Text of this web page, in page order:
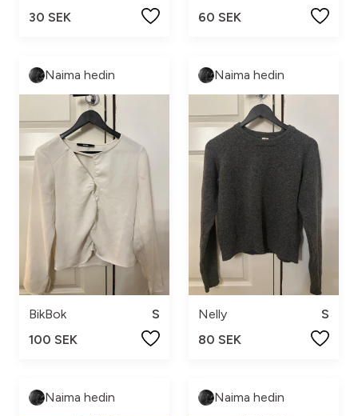
30 SEK
60 SEK
Naima hedin
BikBok
S
100 SEK
Naima hedin
Nelly
S
80 SEK
Naima hedin Naima hedin